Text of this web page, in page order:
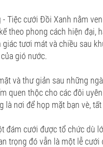
Tiệc cưới Đồi Xanh nằm
theo phong cách hiện đại,
tươi mát và chiều sau
gió nước.
và thư giản sau những
quen thộc cho các đôi
nơi để họp mặt bạn vè,
đám cưới được tổ chức dù
trọng đó vẫn là một lễ